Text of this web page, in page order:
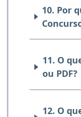
10. Por
11. O
ou PDF?
12. O